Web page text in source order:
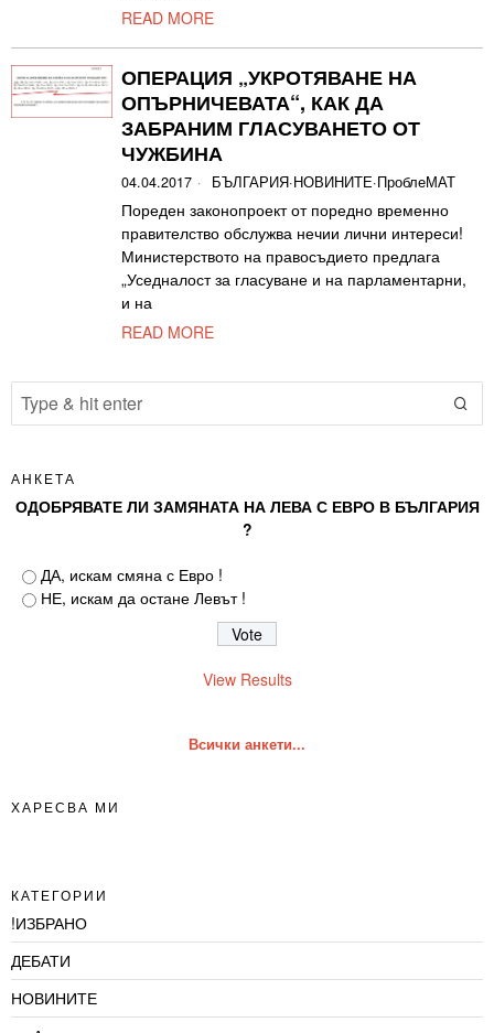
READ MORE
ОПЕРАЦИЯ „УКРОТЯВАНЕ НА
ОПЪРНИЧЕВАТА“, КАК ДА
ЗАБРАНИМ ГЛАСУВАНЕТО ОТ
ЧУЖБИНА
04.04.2017 БЪЛГАРИЯ·НОВИНИТЕ·ПроблеМАТ
Пореден законопроект от поредно временно
правителство обслужва нечии лични интереси!
Министерството на правосъдието предлага
„Уседналост за гласуване и на парламентарни,
и на
READ MORE
АНКЕТА
ОДОБРЯВАТЕ ЛИ ЗАМЯНАТА НА ЛЕВА С ЕВРО В БЪЛГАРИЯ
?
ДА, искам смяна с Евро !
НЕ, искам да остане Левът !
View Results
Всички анкети...
ХАРЕСВА МИ
КАТЕГОРИИ
!ИЗБРАНО
ДЕБАТИ
НОВИНИТЕ